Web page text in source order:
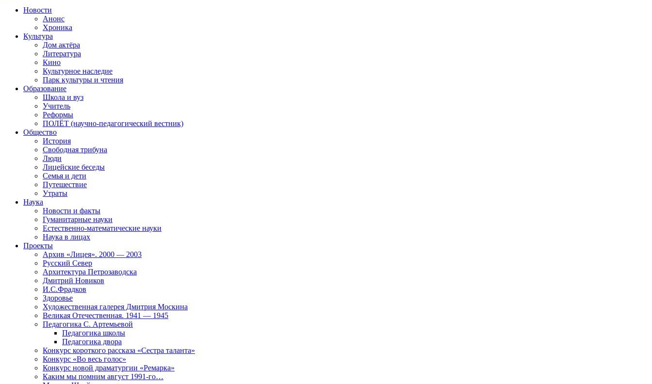
Новости
Анонс
Хроника
Культура
Дом актёра
Литература
Кино
Культурное наследие
Парк культуры и чтения
Образование
Школа и вуз
Учитель
Реформы
ПОЛЁТ (научно-педагогический вестник)
Общество
История
Свободная трибуна
Люди
Лицейские беседы
Семья и дети
Путешествие
Утраты
Наука
Новости и факты
Гуманитарные науки
Естественно-математические науки
Наука в лицах
Проекты
Архив «Лицея». 2000 — 2003
Русский Север
Архитектура Петрозаводска
Дмитрий Новиков
И.С.Фрадков
Здоровье
Художественная галерея Дмитрия Москина
Великая Отечественная. 1941 — 1945
Педагогика С. Артемьевой
Педагогика школы
Педагогика двора
Конкурс короткого рассказа «Сестра таланта»
Конкурс «Во весь голос»
Конкурс новой драматургии «Ремарка»
Каким мы помним август 1991-го…